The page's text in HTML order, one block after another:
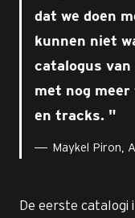
dat we doen
kunnen niet
catalogus
met nog
en tracks.
Maykel Piron,
De eerste catalogi